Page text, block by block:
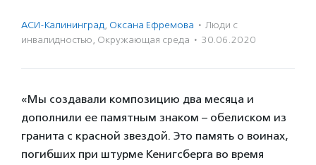
АСИ-Калининград, Оксана Ефремова · Люди с
инвалидностью, Окружающая среда · 30.06.2020
«Мы создавали композицию два месяца и
дополнили ее памятным знаком – обелиском из
гранита с красной звездой. Это память о воинах,
погибших при штурме Кенигсберга во время